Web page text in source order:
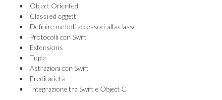
Object Oriented
Classi ed oggetti
Definire metodi accessori alla classe
Protocolli con Swift
Extensions
Tuple
Astrazioni con Swift
Ereditarietà
Integrazione tra Swift e Object C